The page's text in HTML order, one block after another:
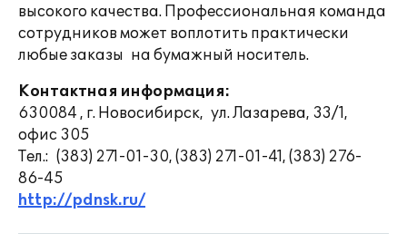
высокого качества. Профессиональная команда
сотрудников может воплотить практически
любые заказы на бумажный носитель.
Контактная информация:
630084 , г. Новосибирск, ул. Лазарева, 33/1,
офис 305
Тел.: (383) 271-01-30, (383) 271-01-41, (383) 276-
86-45
http://pdnsk.ru/